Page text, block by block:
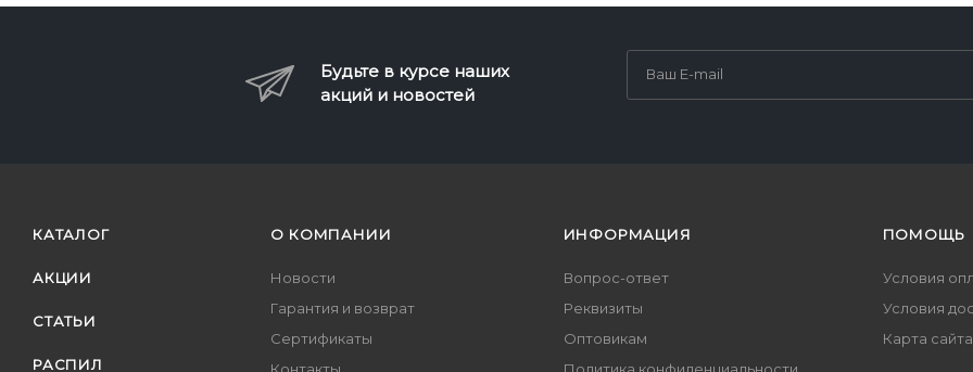
Будьте в курсе наших
акций и новостей
КАТАЛОГ
АКЦИИ
СТАТЬИ
РАСПИЛ
О КОМПАНИИ
Новости
Гарантия и возврат
Сертификаты
ИНФОРМАЦИЯ
Вопрос-ответ
Реквизиты
Оптовикам
ПОМОЩЬ
Условия
Условия
Карта сайта